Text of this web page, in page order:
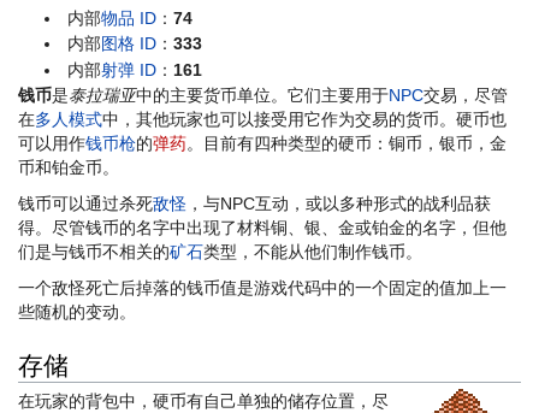
内部物品 ID ：74
内部图格 ID ：333
内部射弹 ID ： 161
钱币是泰拉瑞亚中的主要货币单位。它们主要用于NPC交易，尽管
在多人模式中，其他玩家也可以接受用它作为交易的货币。硬币也
可以用作钱币枪的弹药。目前有四种类型的硬币：铜币，银币，金
币和铂金币。
钱币可以通过杀死敌怪 ，与NPC互动，或以多种形式的战利品获
得。尽管钱币的名字中出现了材料铜、银、金或铂金的名字，但他
们是与钱币不相关的矿石类型，不能从他们制作钱币。
一个敌怪死亡后掉落的钱币值是游戏代码中的一个固定的值加上一
些随机的变动。
存储
在玩家的背包中，硬币有自己单独的储存位置，尽